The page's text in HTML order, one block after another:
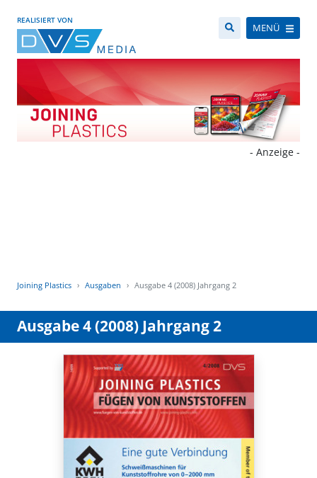
REALISIERT VON
MENÜ
- Anzeige -
Joining Plastics Ausgaben Ausgabe 4 (2008) Jahrgang 2
Ausgabe 4 (2008) Jahrgang 2